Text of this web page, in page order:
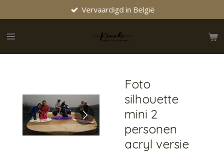
direct
naar
hoofdinhoud
Vervaardigd in België
Foto
silhouette
mini 2
personen
acryl versie